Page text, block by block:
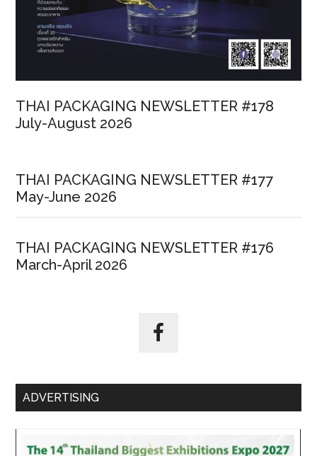
THAI PACKAGING NEWSLETTER #178
July-August 2026
THAI PACKAGING NEWSLETTER #177
May-June 2026
THAI PACKAGING NEWSLETTER #176
March-April 2026
ADVERTISING